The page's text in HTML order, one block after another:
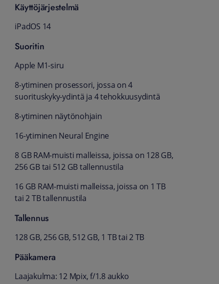
Käyttöjärjestelmä
iPadOS 14
Suoritin
Apple M1-siru
8-ytiminen prosessori, jossa on 4
suorituskyky-ydintä ja 4 tehokkuusydintä
8-ytiminen näytönohjain
16-ytiminen Neural Engine
8 GB RAM-muisti malleissa, joissa on 128 GB,
256 GB tai 512 GB tallennustila
16 GB RAM-muisti malleissa, joissa on 1 TB
tai 2 TB tallennustila
Tallennus
128 GB, 256 GB, 512 GB, 1 TB tai 2 TB
Pääkamera
Laajakulma: 12 Mpix, f/1.8 aukko